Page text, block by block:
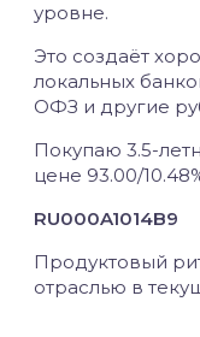
уровне.
Это создаёт
локальных
ОФЗ и другие
Покупаю 3.5-
цене 93.00/
RU000A1014B9
Продуктовый
отраслью в